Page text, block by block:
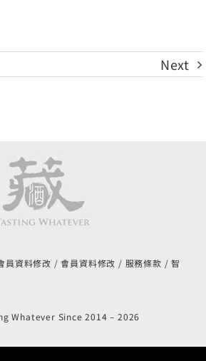
Next
員資料修改 會員資料修改 服務條款 智
Whatever Since 2014 – 2026